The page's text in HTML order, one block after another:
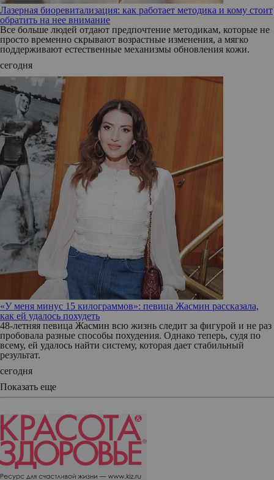
Лазерная биоревитализация: как работает методика и кому стоит
обратить на нее внимание
Все больше людей отдают предпочтение методикам, которые не
просто временно скрывают возрастные изменения, а мягко
поддерживают естественные механизмы обновления кожи.
сегодня
«У меня минус 15 килограммов»: певица Жасмин рассказала,
как ей удалось похудеть
48-летняя певица Жасмин всю жизнь следит за фигурой и не раз
пробовала разные способы похудения. Однако теперь, судя по
всему, ей удалось найти систему, которая дает стабильный
результат.
сегодня
Показать еще